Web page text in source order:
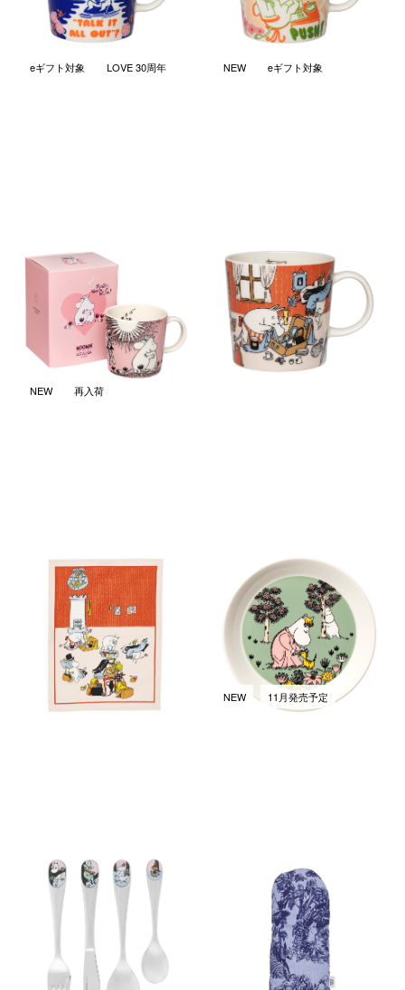
eギフト対象 LOVE 30周年
ムーミン クラシック マグ 0.3L
Love 30周年 箱入り スペシャ
ルエディション
￥6,050
(税込)
NEW eギフト対象
ムーミン ホリデーラッシュ
2026サマー マグ 0.3L
￥4,950 (税込)
NEW 再入荷
ムーミン キッチン キッチンタ
オル 50x70cm
￥2,530
(税込)
ムーミン クラシック プレート
19cm ラビングケア
￥4,950 (税込)
ムーミン カトラリー チルドレ
ンセット フレンズフォーエバ
NEW 11月発売予定
ミスティカル フォレスト ミト
ン 15x34cm ブルー
(税込)